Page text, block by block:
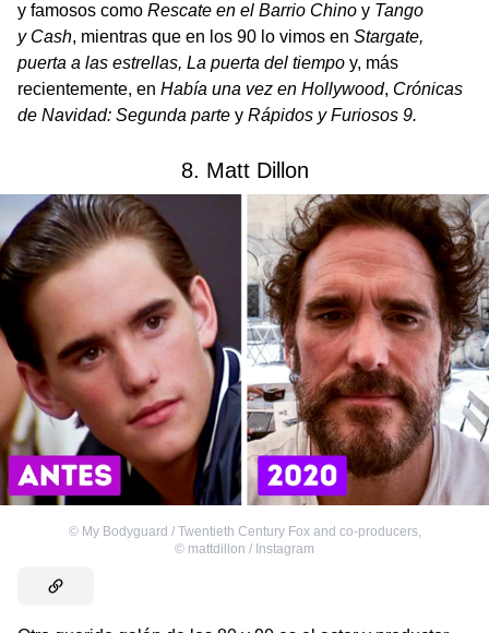
y famosos como Rescate en el Barrio Chino y Tango
y Cash, mientras que en los 90 lo vimos en Stargate,
puerta a las estrellas, La puerta del tiempo y, más
recientemente, en Había una vez en Hollywood, Crónicas
de Navidad: Segunda parte y Rápidos y Furiosos 9.
8. Matt Dillon
© My Bodyguard / Twentieth Century Fox and co-producers,
© mattdillon / Instagram